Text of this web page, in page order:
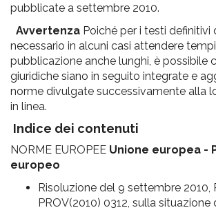
pubblicate a settembre 2010.
Avvertenza Poiché per i testi definitivi
necessario in alcuni casi attendere
pubblicazione anche lunghi, è possibile
giuridiche siano in seguito integrate e
norme divulgate successivamente alla
in linea.
Indice dei contenuti
NORME EUROPEE Unione europea -
europeo
Risoluzione del 9 settembre 2010,
PROV(2010) 0312, sulla situazione